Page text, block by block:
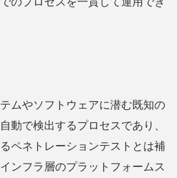
ムやソフトウェアに潜む既知の
動で検出するプロセスであり、
ペネトレーションテストとは補
ンフラ層のプラットフォームス